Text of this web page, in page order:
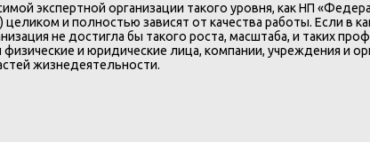
экспертной организации такого уровня, как НП
и полностью зависят от качества работы. Если в
не достигла бы такого роста, масштаба, и таких
и юридические лица, компании, учреждения и
жизнедеятельности.